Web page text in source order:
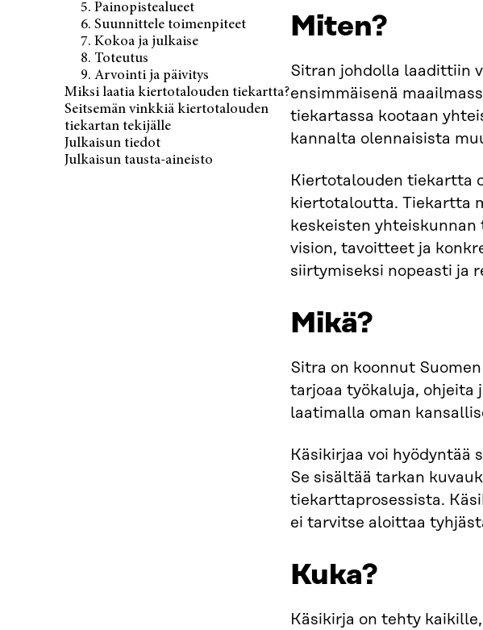
5. Painopistealueet
6. Suunnittele toimenpiteet
7. Kokoa ja julkaise
8. Toteutus
9. Arvointi ja päivitys
Miksi laatia kiertotalouden tiekartta?
Seitsemän vinkkiä kiertotalouden
tiekartan tekijälle
Julkaisun tiedot
Julkaisun tausta-aineisto
Miten?
Sitran johdolla laadittiin
ensimmäisenä
tiekartassa kootaan
kannalta olennaisista
Kiertotalouden tiekartta
kiertotaloutta. Tiekartta
keskeisten
vision, tavoitteet ja
siirtymiseksi nopeasti ja
Mikä?
Sitra on koonnut
tarjoaa työkaluja,
laatimalla oman
Käsikirjaa voi hyödyntää
Se sisältää tarkan
tiekarttaprosessista.
ei tarvitse aloittaa
Kuka?
Käsikirja on tehty